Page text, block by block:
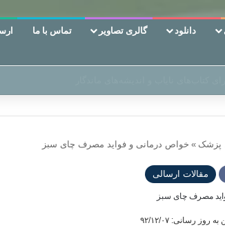
دانلود گالری تصاویر تماس با ما
پزشک » خواص درمانی و فواید مصرف چای سبز
مقالات ارسالی
مصرف چای سبز
روز رسانی: ۹۲/۱۲/۰۷